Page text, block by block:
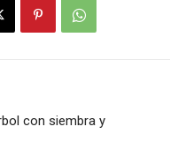
con siembra y